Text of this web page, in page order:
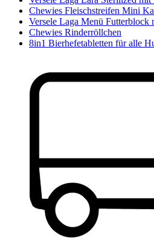
Chewies Fleischstreifen Mini
Versele Laga Menü Futterblock
Chewies Rinderröllchen
8in1 Bierhefetabletten für alle